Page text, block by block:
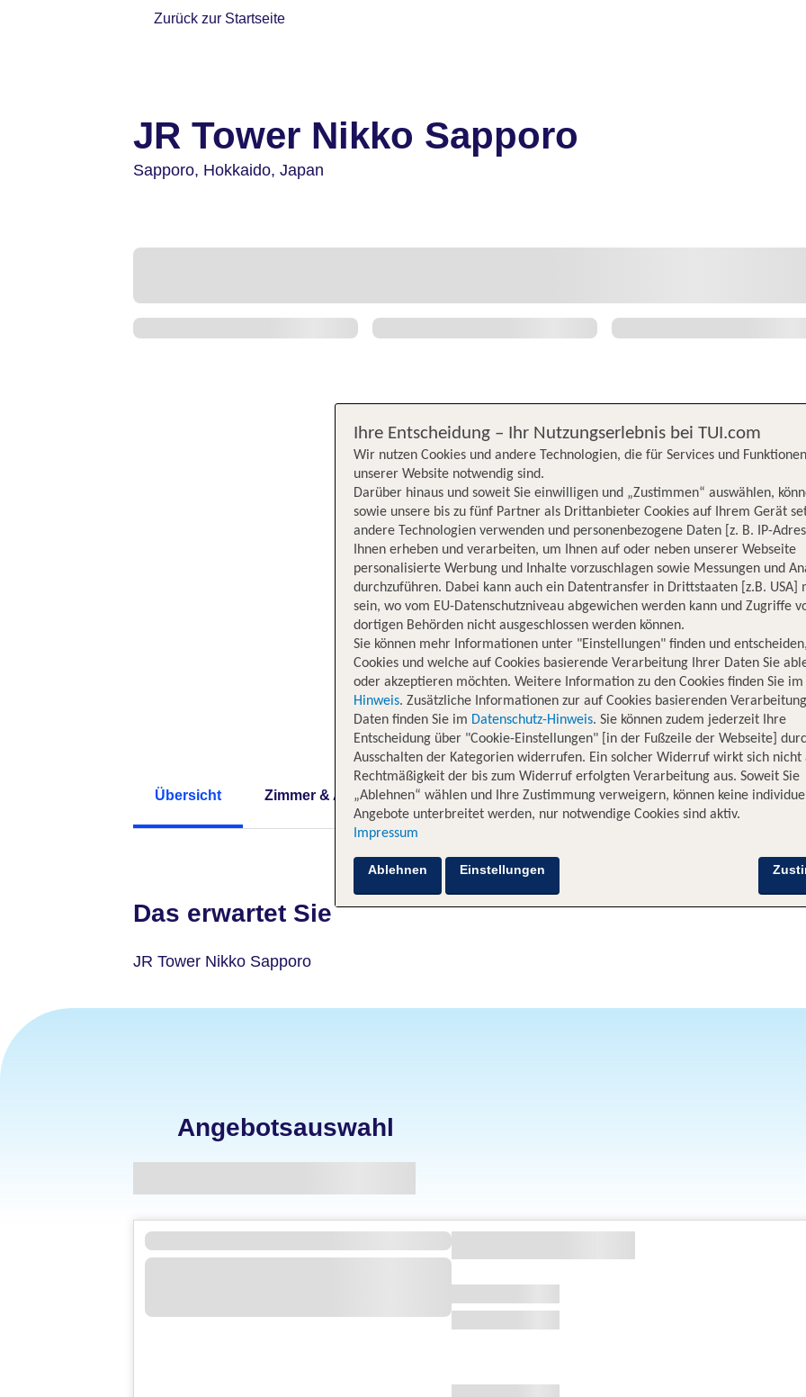
Zurück zur Startseite
JR Tower Nikko Sapporo
Sapporo, Hokkaido, Japan
Übersicht Zimmer & Angebote Hotelinformationen Lage Bewertungen
Das erwartet Sie
JR Tower Nikko Sapporo
Angebotsauswahl
Ihre Entscheidung – Ihr Nutzungserlebnis bei TUI.com
Wir nutzen Cookies und andere Technologien, die für Services und
unserer Website notwendig sind.
Darüber hinaus und soweit Sie einwilligen und „Zustimmen“ auswählen,
sowie unsere bis zu fünf Partner als Drittanbieter Cookies auf Ihrem Gerät
andere Technologien verwenden und personenbezogene Daten [z. B. IP-
Ihnen erheben und verarbeiten, um Ihnen auf oder neben unserer Webseite
personalisierte Werbung und Inhalte vorzuschlagen sowie Messungen und
durchzuführen. Dabei kann auch ein Datentransfer in Drittstaaten [z.B. USA]
sein, wo vom EU-Datenschutzniveau abgewichen werden kann und Zugriffe
dortigen Behörden nicht ausgeschlossen werden können.
Sie können mehr Informationen unter "Einstellungen" finden und
Cookies und welche auf Cookies basierende Verarbeitung Ihrer Daten Sie
oder akzeptieren möchten. Weitere Information zu den Cookies finden Sie im
Hinweis. Zusätzliche Informationen zur auf Cookies basierenden
Daten finden Sie im Datenschutz-Hinweis. Sie können zudem jederzeit Ihre
Entscheidung über "Cookie-Einstellungen" [in der Fußzeile der Webseite]
Ausschalten der Kategorien widerrufen. Ein solcher Widerruf wirkt sich nicht
Rechtmäßigkeit der bis zum Widerruf erfolgten Verarbeitung aus. Soweit Sie
„Ablehnen“ wählen und Ihre Zustimmung verweigern, können keine
Angebote unterbreitet werden, nur notwendige Cookies sind aktiv.
Impressum
Ablehnen Einstellungen